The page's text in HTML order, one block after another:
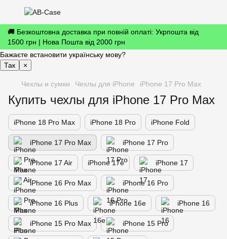
🚚 Безкоштовна доставка при повній оплаті: Укрпошта від
1500 грн | Нова Пошта від 2000 грн
Бажаєте встановити українську мову?
Так
×
Чехлы и сумки Чехлы для iPhone iPhone 17 Pro Max
Купить чехлы для iPhone 17 Pro Max
iPhone 18 Pro Max iPhone 18 Pro iPhone Fold
iPhone 17 Pro Max iPhone 17 Pro
iPhone 17 Air iPhone 17е iPhone 17
iPhone 16 Pro Max iPhone 16 Pro
iPhone 16 Plus iPhone 16e iPhone 16
iPhone 15 Pro Max iPhone 15 Pro